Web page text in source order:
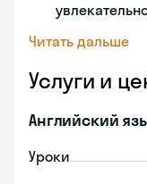
Читать дальше
Услуги и
Английский
Уроки